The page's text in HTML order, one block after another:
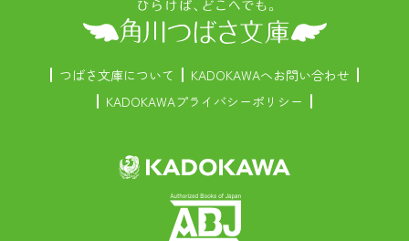
つばさ文庫について
KADOKAWAへお問い合わせ
KADOKAWAプライバシーポリシー